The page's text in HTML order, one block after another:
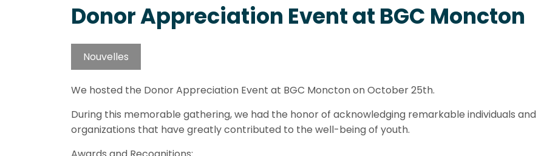
Donor Appreciation Event at BGC Moncton
Nouvelles
We hosted the Donor Appreciation Event at BGC Moncton on October 25th.
During this memorable gathering, we had the honor of acknowledging remarkable individuals and
organizations that have greatly contributed to the well-being of youth.